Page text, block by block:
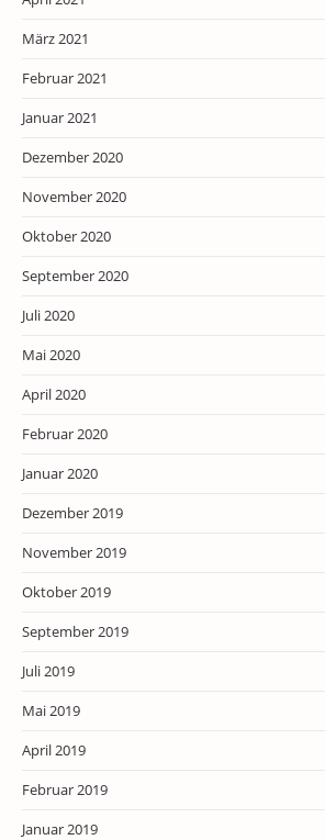
März 2021
Februar 2021
Januar 2021
Dezember 2020
November 2020
Oktober 2020
September 2020
Juli 2020
Mai 2020
April 2020
Februar 2020
Januar 2020
Dezember 2019
November 2019
Oktober 2019
September 2019
Juli 2019
Mai 2019
April 2019
Februar 2019
Januar 2019